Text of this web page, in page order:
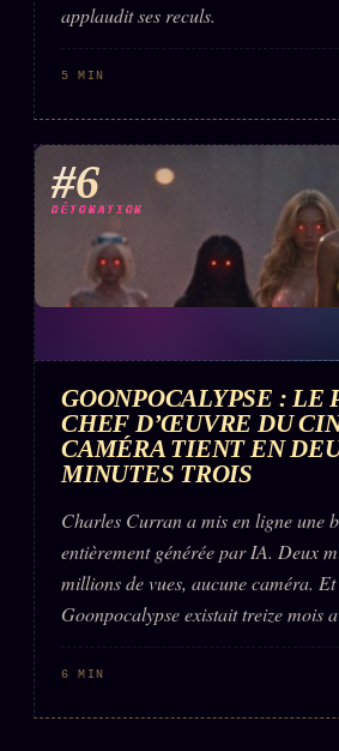
applaudit ses reculs.
5 MIN
#6
DÉTONATION
GOONPOCALYPSE : LE
CHEF D’ŒUVRE DU
CAMÉRA TIENT EN
MINUTES TROIS
Charles Curran a mis en ligne une
entièrement générée par IA. Deux
millions de vues, aucune caméra.
Goonpocalypse existait treize mois
6 MIN